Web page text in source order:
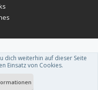
Deutsch von xenDach
ThemeHouse.
dich weiterhin auf dieser Seite
Einsatz von Cookies.